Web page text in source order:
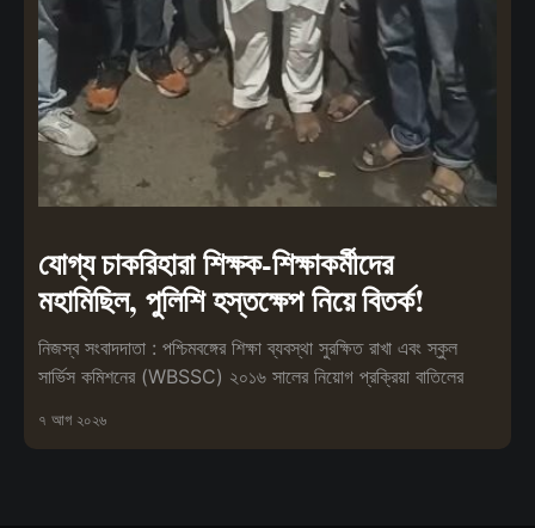
যোগ্য চাকরিহারা শিক্ষক-শিক্ষাকর্মীদের
মহামিছিল, পুলিশি হস্তক্ষেপ নিয়ে বিতর্ক!
নিজস্ব সংবাদদাতা : পশ্চিমবঙ্গের শিক্ষা ব্যবস্থা সুরক্ষিত রাখা এবং স্কুল
সার্ভিস কমিশনের (WBSSC) ২০১৬ সালের নিয়োগ প্রক্রিয়া বাতিলের
৭ আগ ২০২৬